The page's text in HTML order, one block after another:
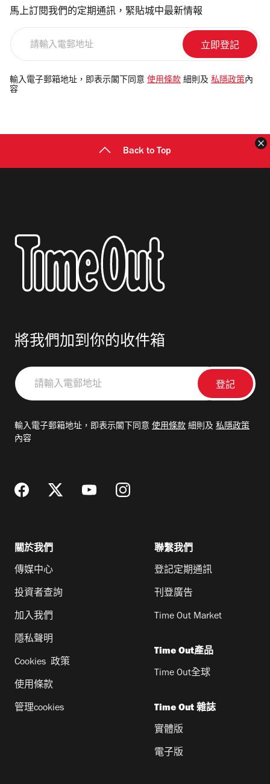
馬上訂閱我們的定期通訊，緊貼城中最新情報
電
郵
輸入電子郵箱地址，即表示閣下同意 使用條款 細則及 私隱政策 內
容
Back to Top
將我們加到你的收件箱
請
輸
郵
輸入電子郵箱地址，即表示閣下同意 使用條款 細則及 私隱政策
內容
關於我們
傳媒中心
投資者查詢
加入我們
隱私聲明
Cookies 政策
使用條款
管理cookies
聯繫我們
登記定期通訊
刊登廣告
Time Out Market
Time Out產品
Time Out全球
Time Out 雜誌
實體版
電子版